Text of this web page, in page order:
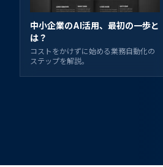
中小企業のAI活用、最初の一歩と
は？
コストをかけずに始める業務自動化の
ステップを解説。